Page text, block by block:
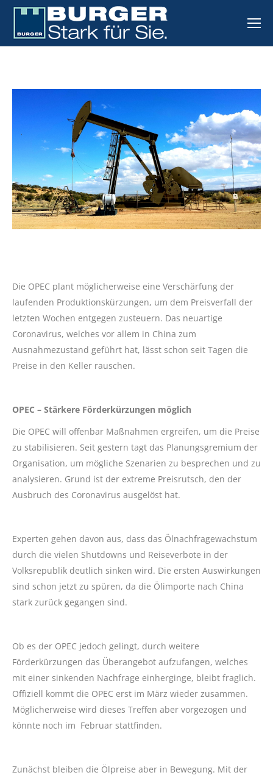
Die OPEC plant möglicherweise eine Verschärfung der
laufenden Produktionskürzungen, um dem Preisverfall der
letzten Wochen entgegen zusteuern. Das neuartige
Coronavirus, welches vor allem in China zum
Ausnahmezustand geführt hat, lässt schon seit Tagen die
Preise in den Keller rauschen.
OPEC – Stärkere Förderkürzungen möglich
Die OPEC will offenbar Maßnahmen ergreifen, um die Preise
zu stabilisieren. Seit gestern tagt das Planungsgremium der
Organisation, um mögliche Szenarien zu besprechen und zu
analysieren. Grund ist der extreme Preisrutsch, den der
Ausbruch des Coronavirus ausgelöst hat.
Experten gehen davon aus, dass das Ölnachfragewachstum
durch die vielen Shutdowns und Reiseverbote in der
Volksrepublik deutlich sinken wird. Die ersten Auswirkungen
sind schon jetzt zu spüren, da die Ölimporte nach China
stark zurück gegangen sind.
Ob es der OPEC jedoch gelingt, durch weitere
Förderkürzungen das Überangebot aufzufangen, welches
mit einer sinkenden Nachfrage einherginge, bleibt fraglich.
Offiziell kommt die OPEC erst im März wieder zusammen.
Möglicherweise wird dieses Treffen aber vorgezogen und
könnte noch im Februar stattfinden.
Zunächst bleiben die Ölpreise aber in Bewegung. Mit der